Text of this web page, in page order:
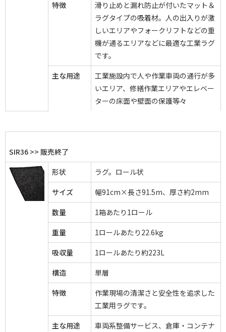
特徴
滑り止めと漏れ防止が付いたマット＆
ラグタイプの吸着材。人の出入りが激
しいエリアやフォークリフトなどの重
機が通るエリアなどに最適な工業ラグ
です。
主な用途
工業施設内で人や作業車両の通行が多
いエリア、修繕作業エリアやエレベー
ターの床面や壁面の保護等々
SIR36 >> 販売終了
形状
ラグ。ロール状
サイズ
幅91cm×長さ91.5m、厚さ約2mm
数量
1箱あたり1ロール
重量
1ロールあたり22.6kg
吸収量
1ロールあたり約223L
構造
単層
特徴
作業現場の清潔さと安全性を追求した
工業用ラグです。
主な用途
車両系整備サービス、倉庫・コンテナ